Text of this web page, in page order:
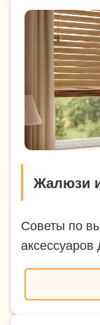
Жалюзи
Советы по
аксессуаров